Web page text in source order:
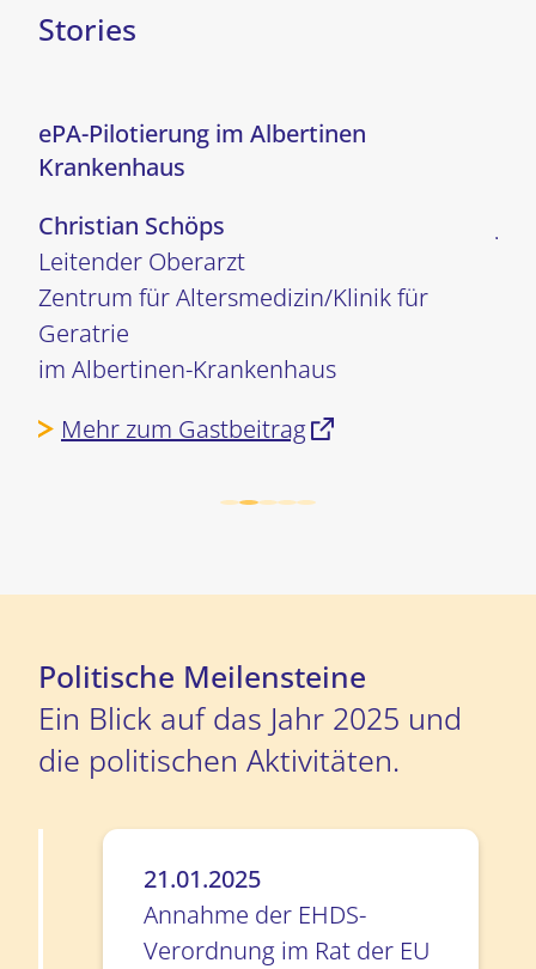
Stories
ePA-Pilotierung im Albertinen
Krankenhaus
Christian Schöps
Leitender Oberarzt
Zentrum für Altersmedizin/Klinik für
Geratrie
im Albertinen-Krankenhaus
Mehr zum Gastbeitrag
Politische Meilensteine
Ein Blick auf das Jahr 2025 und
die politischen Aktivitäten.
21.01.2025
Annahme der EHDS-
Verordnung im Rat der EU